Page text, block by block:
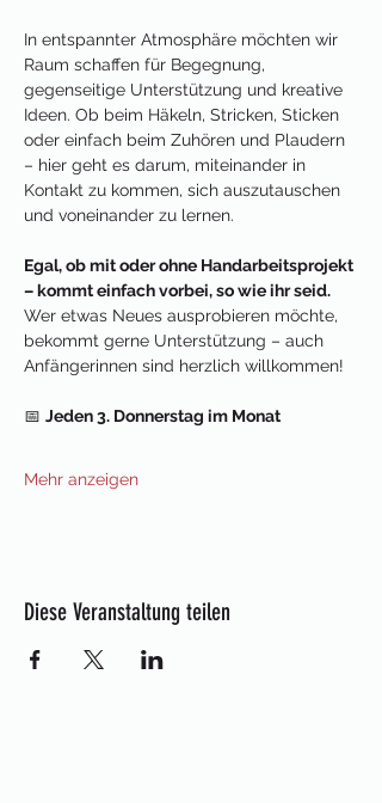
In entspannter Atmosphäre möchten wir
Raum schaffen für Begegnung,
gegenseitige Unterstützung und kreative
Ideen. Ob beim Häkeln, Stricken, Sticken
oder einfach beim Zuhören und Plaudern
– hier geht es darum, miteinander in
Kontakt zu kommen, sich auszutauschen
und voneinander zu lernen.
Egal, ob mit oder ohne Handarbeitsprojekt
– kommt einfach vorbei, so wie ihr seid.
Wer etwas Neues ausprobieren möchte,
bekommt gerne Unterstützung – auch
Anfängerinnen sind herzlich willkommen!
📅 Jeden 3. Donnerstag im Monat
Mehr anzeigen
Diese Veranstaltung teilen